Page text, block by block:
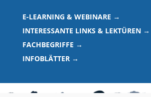
E-LEARNING & WEBINARE →
INTERESSANTE LINKS & LEKTÜREN →
FACHBEGRIFFE →
INFOBLÄTTER →